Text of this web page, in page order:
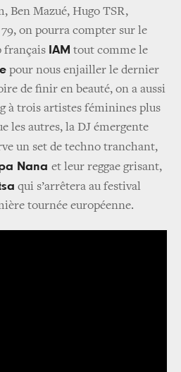
Ben Mazué, Hugo TSR,
on pourra compter sur le
français IAM tout comme le
pour nous enjailler le dernier
de finir en beauté, on a aussi
à trois artistes féminines plus
les autres, la DJ émergente
un set de techno tranchant,
Nana et leur reggae grisant,
qui s’arrêtera au festival
tournée européenne.